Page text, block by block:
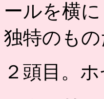
ールを横
独特のも
２頭目。ホ